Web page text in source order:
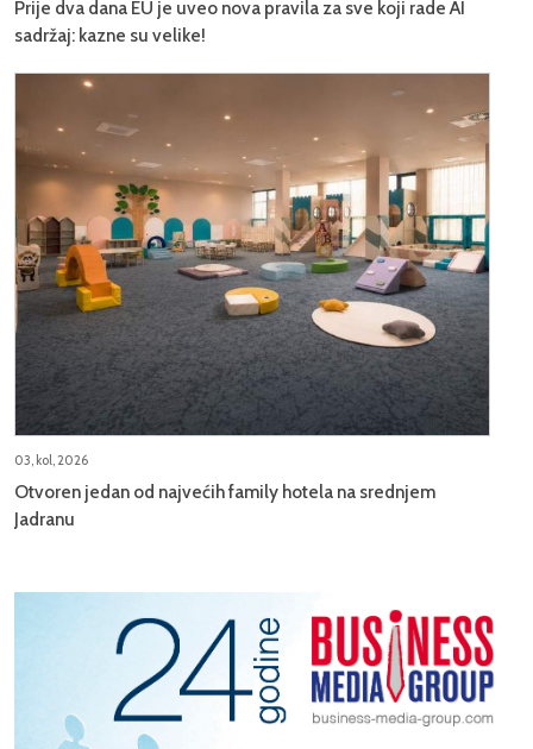
Prije dva dana EU je uveo nova pravila za sve koji rade AI
sadržaj: kazne su velike!
03, kol, 2026
Otvoren jedan od najvećih family hotela na srednjem
Jadranu